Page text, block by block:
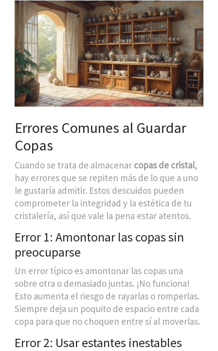
Errores Comunes al Guardar
Copas
Cuando se trata de almacenar copas de cristal,
hay errores que se repiten más de lo que a uno
le gustaría admitir. Estos descuidos pueden
comprometer la integridad y la estética de tu
cristalería, así que vale la pena estar atentos.
Error 1: Amontonar las copas sin
preocuparse
Un error típico es amontonar las copas una
sobre otra o demasiado juntas. ¡No funciona!
Esto aumenta el riesgo de rayarlas o romperlas.
Siempre deja un poquito de espacio entre cada
copa para que no choquen entre sí al moverlas.
Error 2: Usar estantes inestables